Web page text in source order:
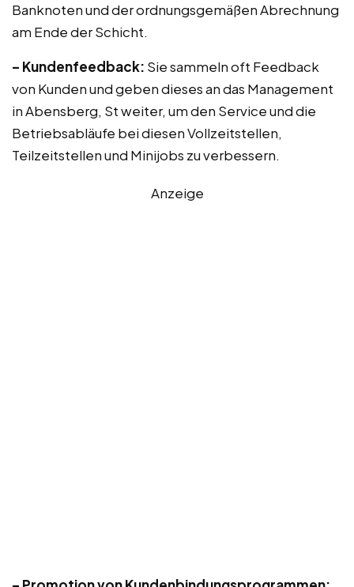
Banknoten und der ordnungsgemäßen Abrechnung
am Ende der Schicht.
– Kundenfeedback: Sie sammeln oft Feedback
von Kunden und geben dieses an das Management
in Abensberg, St weiter, um den Service und die
Betriebsabläufe bei diesen Vollzeitstellen,
Teilzeitstellen und Minijobs zu verbessern.
Anzeige